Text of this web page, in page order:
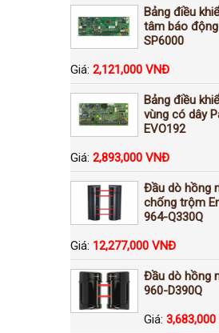
Bảng điều
tâm báo
SP6000
Giá: 2,121,000 VNĐ
Bảng điều
vùng có dây
EVO192
Giá: 2,893,000 VNĐ
Đầu dò hồng
chống trộm
964-Q330Q
Giá: 12,277,000 VNĐ
Đầu dò hồng
960-D390Q
Giá: